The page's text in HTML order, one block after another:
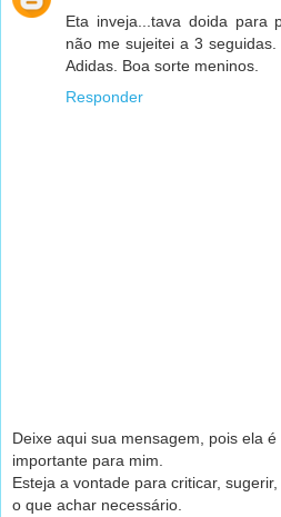
Eta inveja...tava doida para
não me sujeitei a 3
Adidas. Boa sorte meninos.
Responder
Deixe aqui sua mensagem, pois ela é
importante para mim.
Esteja a vontade para criticar,
o que achar necessário.